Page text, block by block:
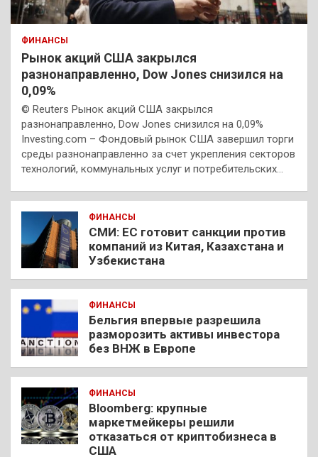
ФИНАНСЫ
Рынок акций США закрылся
разнонаправленно, Dow Jones снизился на
0,09%
© Reuters Рынок акций США закрылся
разнонаправленно, Dow Jones снизился на 0,09%
Investing.com – Фондовый рынок США завершил торги
среды разнонаправленно за счет укрепления секторов
технологий, коммунальных услуг и потребительских…
ФИНАНСЫ
СМИ: ЕС готовит санкции против
компаний из Китая, Казахстана и
Узбекистана
ФИНАНСЫ
Бельгия впервые разрешила
разморозить активы инвестора
без ВНЖ в Европе
ФИНАНСЫ
Bloomberg: крупные
маркетмейкеры решили
отказаться от криптобизнеса в
США